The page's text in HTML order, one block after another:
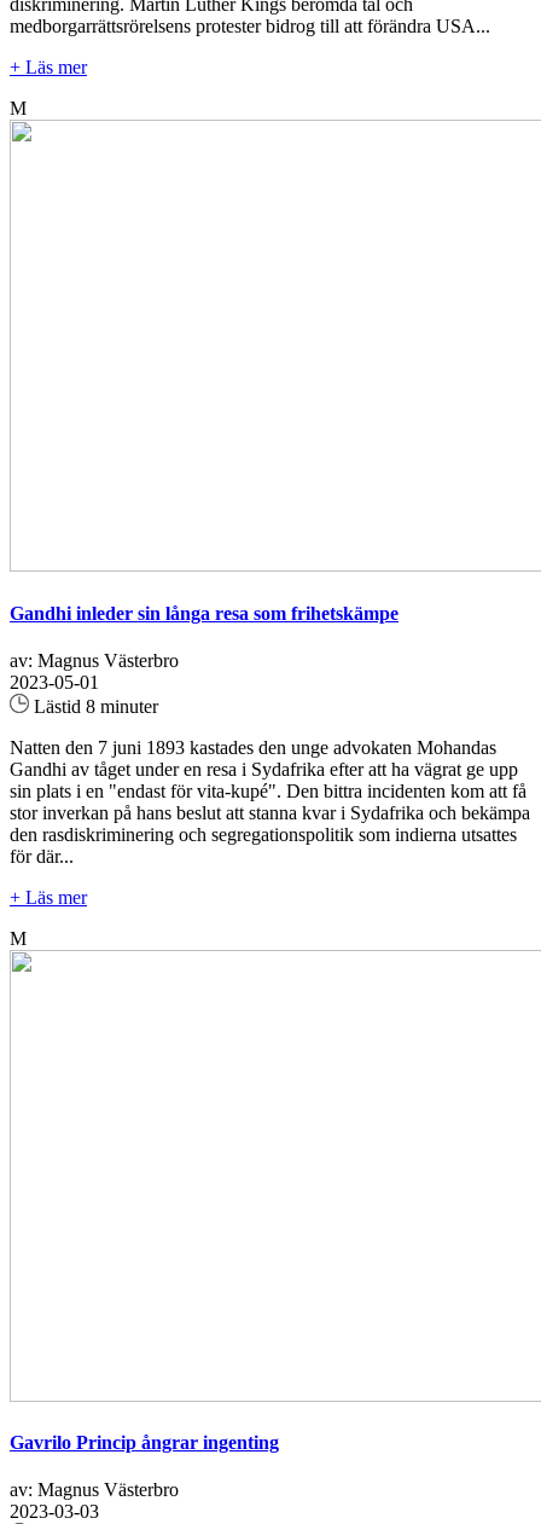
diskriminering. Martin Luther Kings berömda tal och
medborgarrättsrörelsens protester bidrog till att förändra USA...
+ Läs mer
M
Gandhi inleder sin långa resa som frihetskämpe
av: Magnus Västerbro
2023-05-01
Lästid 8 minuter
Natten den 7 juni 1893 kastades den unge advokaten Mohandas
Gandhi av tåget under en resa i Sydafrika efter att ha vägrat ge upp
sin plats i en "endast för vita-kupé". Den bittra incidenten kom att få
stor inverkan på hans beslut att stanna kvar i Sydafrika och bekämpa
den rasdiskriminering och segregationspolitik som indierna utsattes
för där...
+ Läs mer
M
Gavrilo Princip ångrar ingenting
av: Magnus Västerbro
2023-03-03